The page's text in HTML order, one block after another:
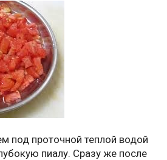
под проточной теплой водой
пиалу. Сразу же после